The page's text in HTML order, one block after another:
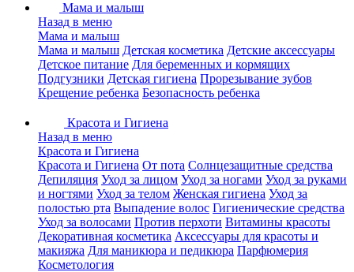
Мама и малыш
Назад в меню
Мама и малыш
Мама и малыш Детская косметика Детские аксессуары
Детское питание Для беременных и кормящих
Подгузники Детская гигиена Прорезывание зубов
Крещение ребенка Безопасность ребенка
Красота и Гигиена
Назад в меню
Красота и Гигиена
Красота и Гигиена От пота Солнцезащитные средства
Депиляция Уход за лицом Уход за ногами Уход за руками
и ногтями Уход за телом Женская гигиена Уход за
полостью рта Выпадение волос Гигиенические средства
Уход за волосами Против перхоти Витамины красоты
Декоративная косметика Аксессуары для красоты и
макияжа Для маникюра и педикюра Парфюмерия
Косметология